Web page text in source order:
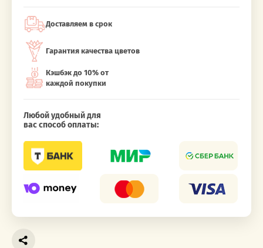
Доставляем в срок
Гарантия качества цветов
Кэшбэк до 10% от
каждой покупки
Любой удобный для
вас способ оплаты: